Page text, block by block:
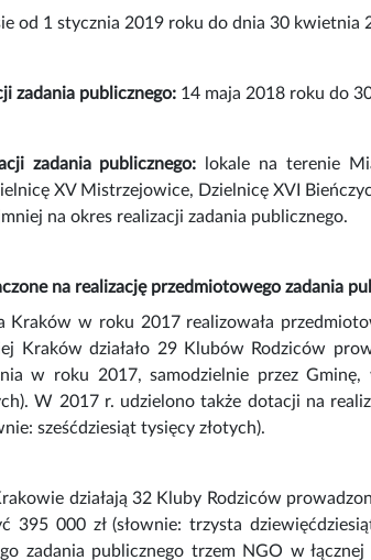
od 1 stycznia 2019 roku do dnia 30 kwietnia
zadania publicznego: 14 maja 2018 roku do
zadania publicznego: lokale na terenie
XV Mistrzejowice, Dzielnicę XVI
na okres realizacji zadania publicznego.
na realizację przedmiotowego zadania
Kraków w roku 2017 realizowała
Kraków działało 29 Klubów Rodziców
w roku 2017, samodzielnie przez
W 2017 r. udzielono także dotacji na
sześćdziesiąt tysięcy złotych).
działają 32 Kluby Rodziców
395 000 zł (słownie: trzysta
zadania publicznego trzem NGO w